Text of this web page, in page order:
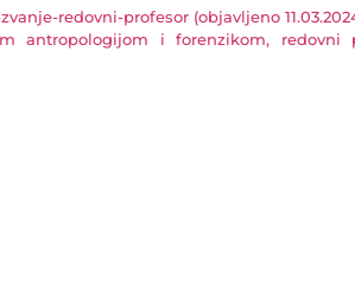
redovni-profesor (objavljeno
antropologijom i forenzikom, redovni